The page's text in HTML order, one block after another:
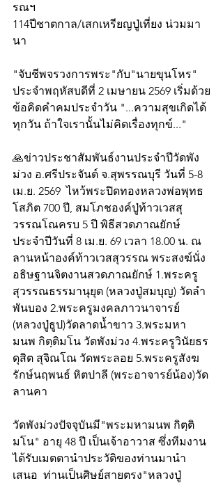
รณฯ
114ปีชาตกาล/เสกเหรียญปู่เที่ยง น่วมมา
นา
"จับชีพจรวงการพระ"กับ"นายขุนโหร"
ประจำพฤหัสบดีที่ 2 เมษายน 2569 เริ่มด้วย
ข้อคิดคำคมประจำวัน "...ความสุขเกิดได้
ทุกวัน ถ้าใจเรานั้นไม่คิดเรื่องทุกข์..."
🙏ข่าวประชาสัมพันธ์งานประจำปีวัดพัง
ม่วง อ.ศรีประจันต์ จ.สุพรรณบุรี วันที่ 5-8
เม.ย. 2569  ไหว้พระปิดทองหลวงพ่อพุทธ
โสภิต 700 ปี, สมโภชองค์ปู่ท้าวเวสสุ
วรรณโณครบ 5 ปี พิธีสวดภาณยักษ์
ประจำปีวันที่ 8 เม.ย. 69 เวลา 18.00 น. ณ
ลานหน้าองค์ท้าวเวสสุวรรณ พระสงฆ์นั่ง
อธิษฐานจิตงานสวดภาณยักษ์ 1.พระครู
สุวรรณธรรมานุยุต (หลวงปู่สมบุญ) วัดลำ
พันบอง 2.พระครูมงคลภาวนาจารย์
(หลวงปู่ธูป)วัดลาดน้ำขาว 3.พระมหา
มนพ กิตฺติมโน วัดพังม่วง 4.พระครูวินัยธร
ดุสิต สุจิณโณ วัดพระลอย 5.พระครูสังฆ
รักษ์นฤพนธ์ หิตปาลี (พระอาจารย์น้อง)วัด
ลานคา
วัดพังม่วงปัจจุบันมี"พระมหามนพ กิตฺติ
มโน" อายุ 48 ปี เป็นเจ้าอาวาส ซึ่งทีมงาน
ได้รับเมตตานำประวัติของท่านมานำ
เสนอ  ท่านเป็นศิษย์สายตรง"หลวงปู่